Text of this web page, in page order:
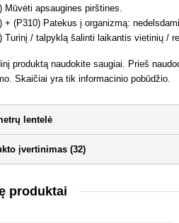
Mūvėti apsaugines pirštines.
+ (P310) Patekus į organizmą:
Turinį / talpyklą šalinti laikantis vietinių /
produktą naudokite saugiai. Prieš
Skaičiai yra tik informacinio pobūdžio.
lentelė
įvertinimas (32)
produktai